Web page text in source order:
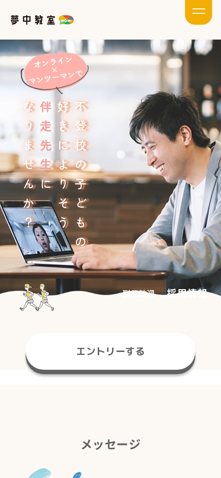
不登校の子どもの
好きによりそう
伴走先生
に
なりませんか？
採用情報
副業歓迎
エントリーする
メッセージ